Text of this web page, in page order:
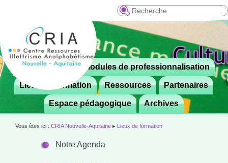
Recherche
Menu
principal
Aller
contenu
principal
 Le CRIA Modules de professionnalisation
Lieux de formation Ressources Partenaires
Espace pédagogique Archives
Vous êtes ici : CRIA Nouvelle-Aquitaine ▸ Lieux de formation
Notre Agenda